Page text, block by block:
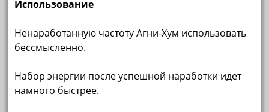
Использование
Ненаработанную частоту Агни-Хум использовать
бессмысленно.
Набор энергии после успешной наработки идет
намного быстрее.